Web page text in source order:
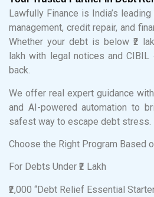
Lawfully Finance is India’s
management, credit repair, and
Whether your debt is below ₹2
lakh with legal notices and CIBIL
back.
We offer real expert guidance
and AI-powered automation to
safest way to escape debt stress.
Choose the Right Program Based
For Debts Under ₹2 Lakh
₹2,000 “Debt Relief Essential